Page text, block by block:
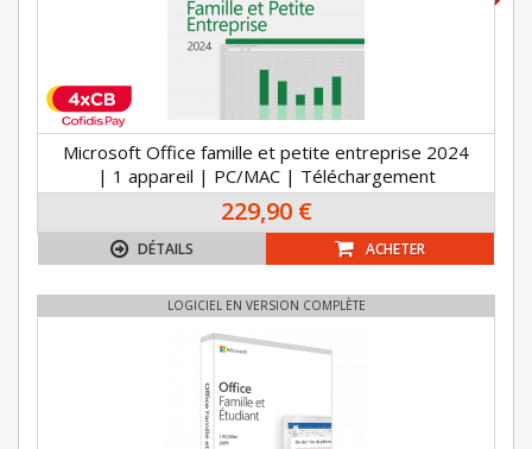
Microsoft Office famille et petite entreprise 2024
| 1 appareil | PC/MAC | Téléchargement
229,90 €
DÉTAILS ACHETER
LOGICIEL EN VERSION COMPLÈTE